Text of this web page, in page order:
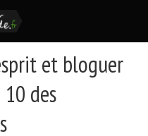
et bloguer
des